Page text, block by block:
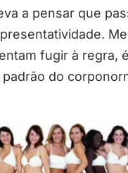
a pensar que
fugir à regra,
do